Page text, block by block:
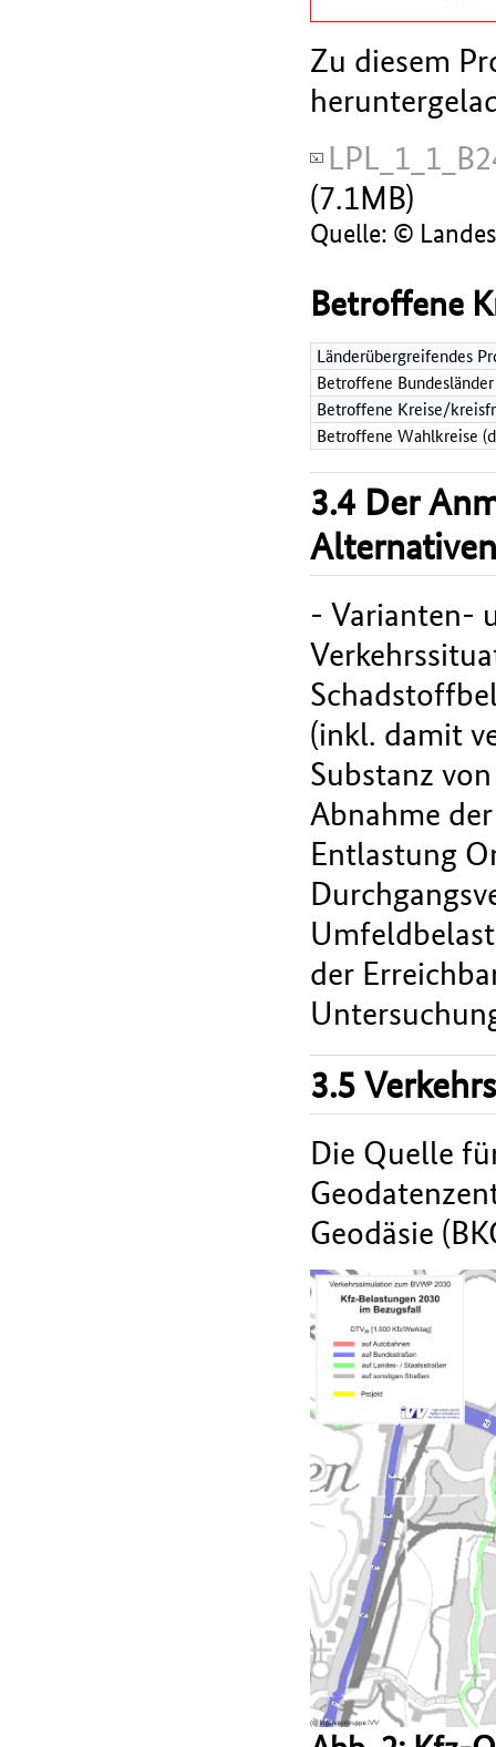
Zu diesem
(7.1MB)
Quelle: ©
Betroffene
Länderübergreifendes
Betroffene Bundesländer
Betroffene Kreise/
Betroffene Wahlkreise
3.4 Der
- Varianten-
(inkl. damit
Substanz
Abnahme
Entlastung
der
3.5
Die Quelle
Geodäsie